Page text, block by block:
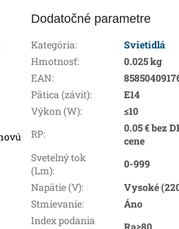
Dodatočné parametre
Kategória:
Svietidlá
Hmotnosť:
0.025 kg
EAN:
Pätica (závit):
E14
Výkon (W):
≤10
RP:
0.05 € bez
cene
Svetelný tok
(Lm):
0-999
Napätie (V):
Vysoké
Stmievanie:
Áno
Index podania
Ra≥80